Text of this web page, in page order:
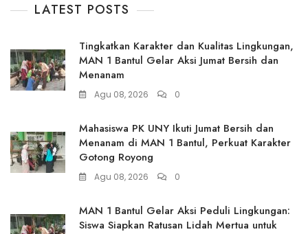
LATEST POSTS
Tingkatkan Karakter dan Kualitas Lingkungan,
MAN 1 Bantul Gelar Aksi Jumat Bersih dan
Menanam
Agu 08, 2026 0
Mahasiswa PK UNY Ikuti Jumat Bersih dan
Menanam di MAN 1 Bantul, Perkuat Karakter
Gotong Royong
Agu 08, 2026 0
MAN 1 Bantul Gelar Aksi Peduli Lingkungan:
Siswa Siapkan Ratusan Lidah Mertua untuk